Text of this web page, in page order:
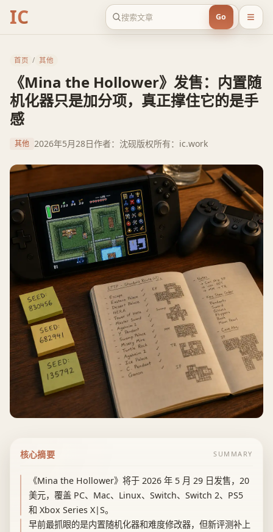
IC Go
首页 / 其他
《Mina the Hollower》发售：内置随
机化器只是加分项，真正撑住它的是手
感
其他 2026年5月28日作者：沈砚版权所有：ic.work
核心摘要 SUMMARY
《Mina the Hollower》将于 2026 年 5 月 29 日发售，20
美元，覆盖 PC、Mac、Linux、Switch、Switch 2、PS5
和 Xbox Series X|S。
早前最抓眼的是内置随机化器和难度修改器，但新评测补上